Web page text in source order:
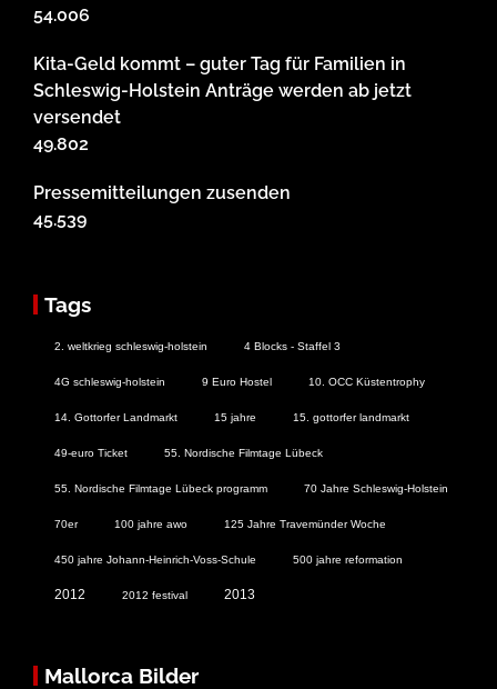
54.006
Kita-Geld kommt – guter Tag für Familien in
Schleswig-Holstein Anträge werden ab jetzt
versendet
49.802
Pressemitteilungen zusenden
45.539
Tags
2. weltkrieg schleswig-holstein 4 Blocks - Staffel 3
4G schleswig-holstein 9 Euro Hostel 10. OCC Küstentrophy
14. Gottorfer Landmarkt 15 jahre 15. gottorfer landmarkt
49-euro Ticket 55. Nordische Filmtage Lübeck
55. Nordische Filmtage Lübeck programm 70 Jahre Schleswig-Holstein
70er 100 jahre awo 125 Jahre Travemünder Woche
450 jahre Johann-Heinrich-Voss-Schule 500 jahre reformation
2012 2012 festival 2013
Mallorca Bilder